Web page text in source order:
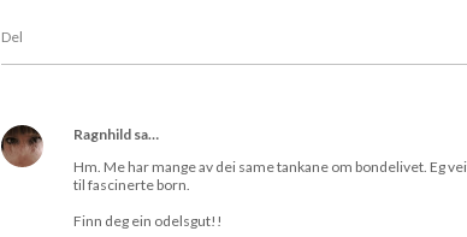
Del
Ragnhild sa…
Hm. Me har mange av dei same tankane om bondelivet. Eg
til fascinerte born.
Finn deg ein odelsgut!!